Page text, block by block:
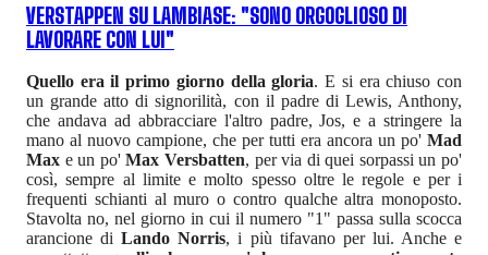
VERSTAPPEN SU LAMBIASE: "SONO ORGOGLIOSO DI
LAVORARE CON LUI"
Quello era il primo giorno della gloria. E si era chiuso con
un grande atto di signorilità, con il padre di Lewis, Anthony,
che andava ad abbracciare l'altro padre, Jos, e a stringere la
mano al nuovo campione, che per tutti era ancora un po' Mad
Max e un po'Max Versbatten, per via di quei sorpassi un po'
così, sempre al limite e molto spesso oltre le regole e per i
frequenti schianti al muro o contro qualche altra monoposto.
Stavolta no, nel giorno in cui il numero "1" passa sulla scocca
arancione diLando Norris, i più tifavano per lui. Anche e